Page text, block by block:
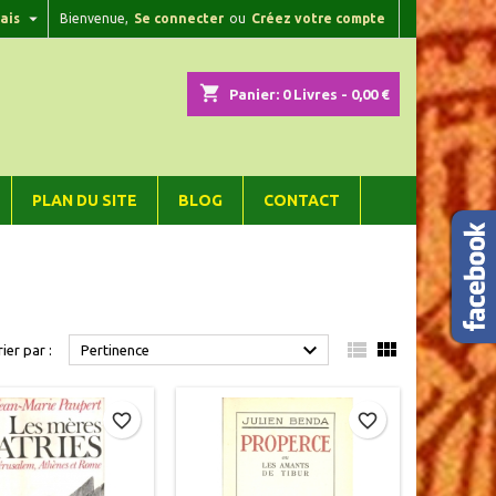
Bienvenue, Se connecter ou Créez votre compte

shopping_cart Panier: 0Livres - 0,00 €
PLAN DU SITE BLOG CONTACT
par : Pertinence   
favorite_border favorite_border